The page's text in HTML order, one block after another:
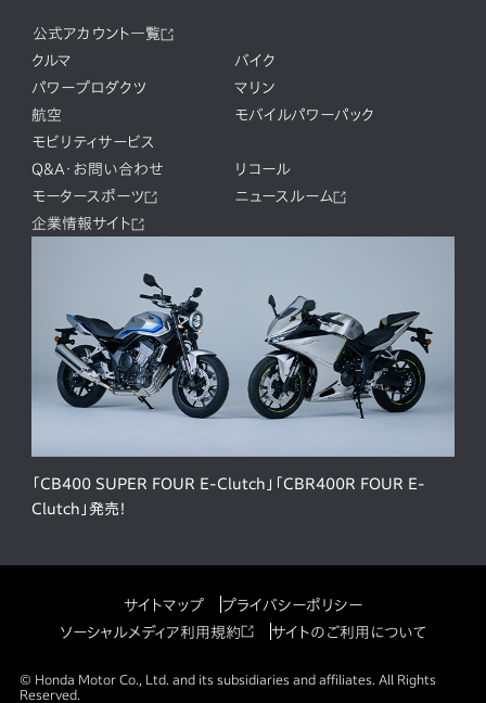
公式アカウント一覧
クルマ
バイク
パワープロダクツ
マリン
航空
モバイルパワーパック
モビリティサービス
Q&A・お問い合わせ
リコール
モータースポーツ
ニュースルーム
企業情報サイト
「CB400 SUPER FOUR E-Clutch」「CBR400R FOUR E-
Clutch」発売！
サイトマップ
プライバシーポリシー
ソーシャルメディア利用規約
サイトのご利用について
© Honda Motor Co., Ltd. and its subsidiaries and affiliates. All Rights
Reserved.